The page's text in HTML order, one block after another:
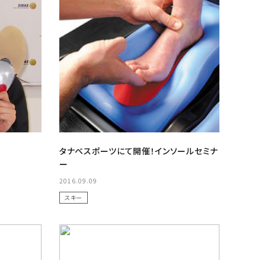
タナベスポーツにて開催！インソールセミナ
ー
2016.09.09
スキー